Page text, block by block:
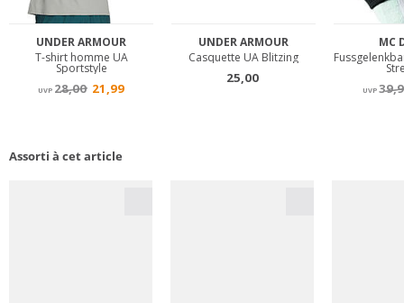
Assorti à cet article